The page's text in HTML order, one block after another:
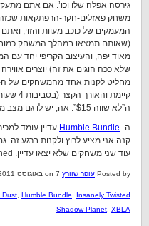
גירסה אפלה שלו וכו’. אם אתם
משחק פאזלים-חקר-הרפתקאות
המעמקים של כוכב מעוות והזוי,
(שאותם תמצאו במהלך המשחק
מאוד יפה, והעיצוב הקריפי יחד עם
שלא ככה הוגים את זה) יוצרים
קיימת
ה”לא שווה $15”. אה, יש לו גם מצב מולטיפלייר, אבל לא ניסיתי אותו.
ה- Humble Bundle עדיין עומד
עוד שני משחקים שלא יצאו עדיין. Stay Tuned.
Posted by עופר שוורץ
Dust Humble Bundle
Insanely Twisted
Shadow Planet XBLA